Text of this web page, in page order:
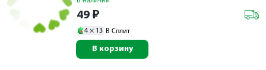
49 ₽
4 × 13 В Сплит
В корзину